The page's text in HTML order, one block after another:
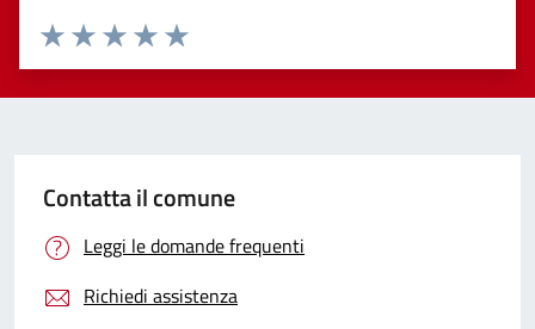
Valuta 5 stelle su 5
Valuta 4 stelle su 5
Valuta 3 stelle su 5
Valuta 2 stelle su 5
Valuta 1 stelle su 5
Contatta il comune
Leggi le domande frequenti
Richiedi assistenza